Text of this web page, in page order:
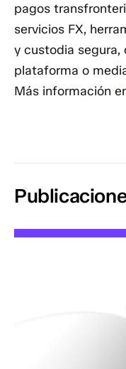
pagos
servicios FX,
y custodia
plataforma o
Más información